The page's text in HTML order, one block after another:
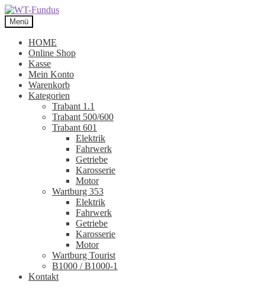
Zur
Navigation
springen
Zum
Inhalt
springen
Menü
HOME
Online Shop
Kasse
Mein Konto
Warenkorb
Kategorien
Trabant 1.1
Trabant 500/600
Trabant 601
Elektrik
Fahrwerk
Getriebe
Karosserie
Motor
Wartburg 353
Elektrik
Fahrwerk
Getriebe
Karosserie
Motor
Wartburg Tourist
B1000 / B1000-1
Kontakt